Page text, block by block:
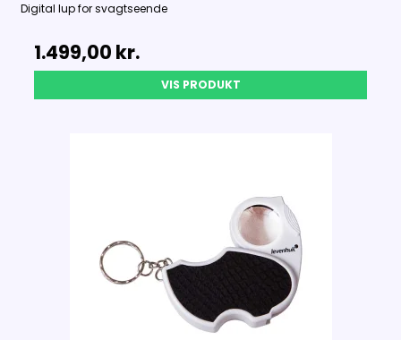
Digital lup for svagtseende
1.499,00 kr.
VIS PRODUKT